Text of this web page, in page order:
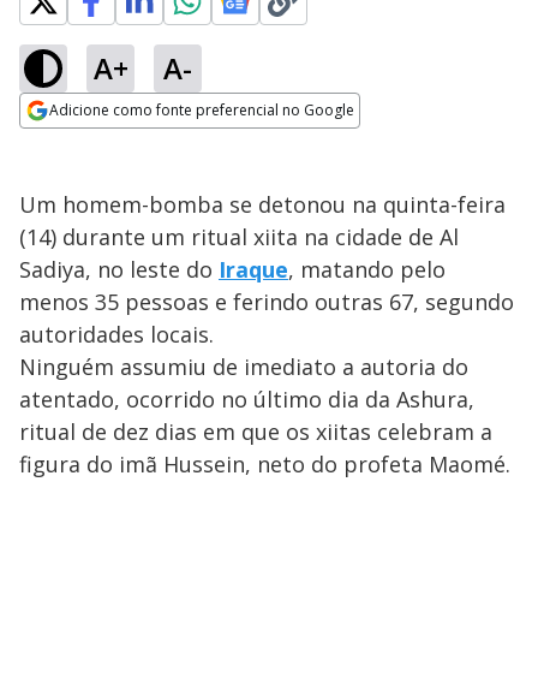
A+ A-
Adicione como fonte preferencial no Google
Um homem-bomba se detonou na quinta-feira
(14) durante um ritual xiita na cidade de Al
Sadiya, no leste do Iraque, matando pelo
menos 35 pessoas e ferindo outras 67, segundo
autoridades locais.
Ninguém assumiu de imediato a autoria do
atentado, ocorrido no último dia da Ashura,
ritual de dez dias em que os xiitas celebram a
figura do imã Hussein, neto do profeta Maomé.